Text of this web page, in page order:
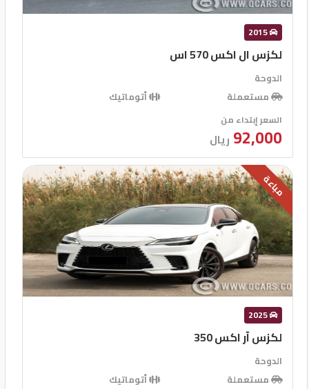
2015
لكزس ال اكس 570 اس
الدوحة
مستعملة
أتوماتيك
السعر إبتداء من
92,000 ريال
مباعة
2025
لكزس آر اكس 350
الدوحة
مستعملة
أتوماتيك